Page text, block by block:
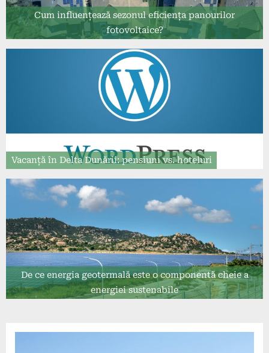
Cum influențează sezonul eficiența panourilor
fotovoltaice?
Vacanță în Delta Dunării: pensiuni vs. hoteluri
De ce energia geotermală este o componentă cheie a
energiei sustenabile